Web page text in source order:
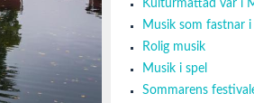
Kulturmättad vår i
Musik som fastnar
Rolig musik
Musik i spel
Sommarens